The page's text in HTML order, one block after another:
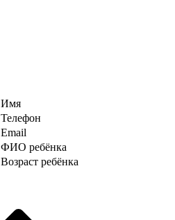
Имя
Телефон
Email
ФИО ребёнка
Возраст ребёнка